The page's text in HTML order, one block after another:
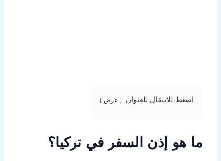
اضغط للانتقال للعنوان عرض
ما هو إذن السفر في تركيا؟